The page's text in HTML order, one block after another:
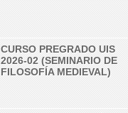
CURSO PREGRADO UIS
2026-02 (SEMINARIO DE
FILOSOFÍA MEDIEVAL)